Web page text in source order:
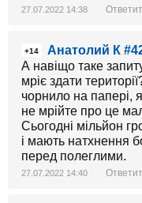
27.07.2022 14:38
+14
Анатолий К
А навіщо таке
мріє здати
чорнило на папері,
не мрійте про це
Сьогодні мільйон
і мають натхнення
перед полеглими.
27.07.2022 14:40